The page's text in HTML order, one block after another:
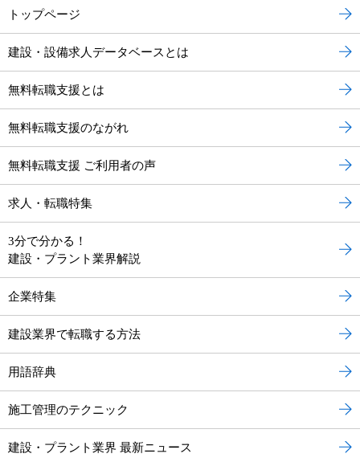
トップページ
建設・設備求人データベースとは
無料転職支援とは
無料転職支援のながれ
無料転職支援 ご利用者の声
求人・転職特集
3分で分かる！
建設・プラント業界解説
企業特集
建設業界で転職する方法
用語辞典
施工管理のテクニック
建設・プラント業界 最新ニュース